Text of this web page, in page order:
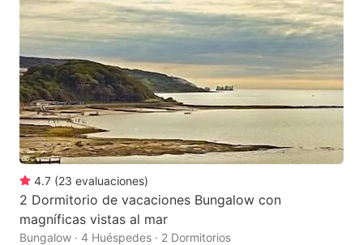
4.7 (23 evaluaciones)
2 Dormitorio de vacaciones Bungalow con
magníficas vistas al mar
Bungalow · 4 Huéspedes · 2 Dormitorios